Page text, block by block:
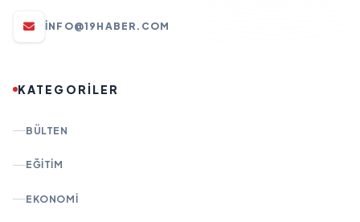
INFO@19HABER.COM
KATEGORİLER
BÜLTEN
EĞITIM
EKONOMI